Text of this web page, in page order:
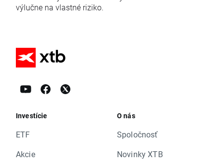
výlučne na vlastné riziko.
Investície
ETF
Akcie
O nás
Spoločnosť
Novinky XTB